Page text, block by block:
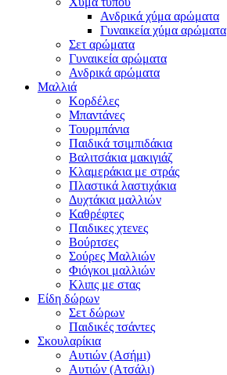
Ανδρικά χύμα αρώματα
Γυναικεία χύμα αρώματα
Σετ αρώματα
Γυναικεία αρώματα
Ανδρικά αρώματα
Μαλλιά
Κορδέλες
Μπαντάνες
Τουρμπάνια
Παιδικά τσιμπιδάκια
Βαλιτσάκια μακιγιάζ
Κλαμεράκια με στράς
Πλαστικά λαστιχάκια
Δυχτάκια μαλλιών
Καθρέφτες
Παιδικες χτενες
Βούρτσες
Σούρες Μαλλιών
Φιόγκοι μαλλιών
Κλιπς με στας
Είδη δώρων
Σετ δώρων
Παιδικές τσάντες
Σκουλαρίκια
Αυτιών (Ασήμι)
Αυτιών (Ατσάλι)